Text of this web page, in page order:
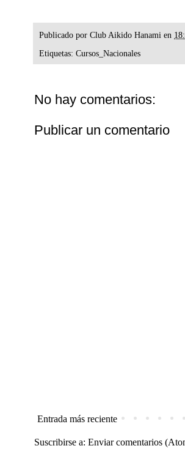
Publicado por Club Aikido Hanami en
Etiquetas: Cursos_Nacionales
No hay comentarios:
Publicar un comentario
Entrada más reciente
Suscribirse a: Enviar comentarios